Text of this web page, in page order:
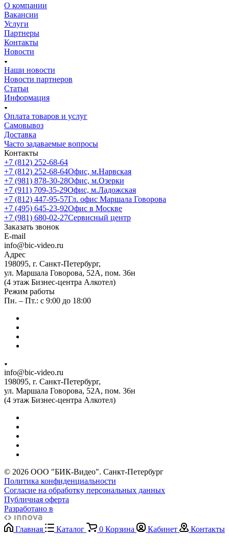
О компании
Вакансии
Услуги
Партнеры
Контакты
Новости
Наши новости
Новости партнеров
Статьи
Информация
Оплата товаров и услуг
Самовывоз
Доставка
Часто задаваемые вопросы
Контакты
+7 (812) 252-68-64
+7 (812) 252-68-64Офис, м.Нарвская
+7 (981) 878-30-28Офис, м.Озерки
+7 (911) 709-35-29Офис, м.Ладожская
+7 (812) 447-95-57Гл. офис Маршала Говорова
+7 (495) 645-23-92Офис в Москве
+7 (981) 680-02-27Сервисный центр
Заказать звонок
E-mail
info@bic-video.ru
Адрес
198095, г. Санкт-Петербург,
ул. Маршала Говорова, 52А, пом. 36н
(4 этаж Бизнес-центра Алкотел)
Режим работы
Пн. – Пт.: с 9:00 до 18:00
info@bic-video.ru
198095, г. Санкт-Петербург,
ул. Маршала Говорова, 52А, пом. 36н
(4 этаж Бизнес-центра Алкотел)
© 2026 ООО "БИК-Видео". Санкт-Петербург
Политика конфиденциальности
Согласие на обработку персональных данных
Публичная оферта
Разработано в
Главная Каталог 0 Корзина Кабинет Контакты